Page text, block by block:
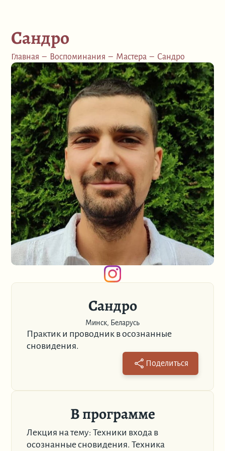
Сандро
Главная – Воспоминания – Мастера – Сандро
Сандро
Минск, Беларусь
Практик и проводник в осознанные
сновидения.
Поделиться
В программе
Лекция на тему: Техники входа в
осознанные сновидения. Техника